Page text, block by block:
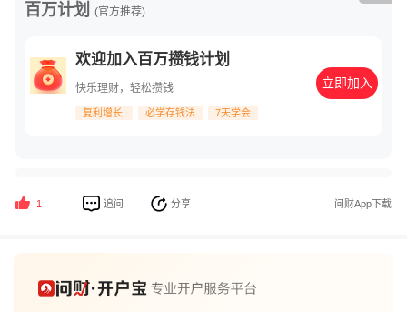
百万计划 (官方推荐)
欢迎加入百万攒钱计划
快乐理财，轻松攒钱
复利增长 必学存钱法 7天学会
立即加入
1 追问 分享 问财App下载